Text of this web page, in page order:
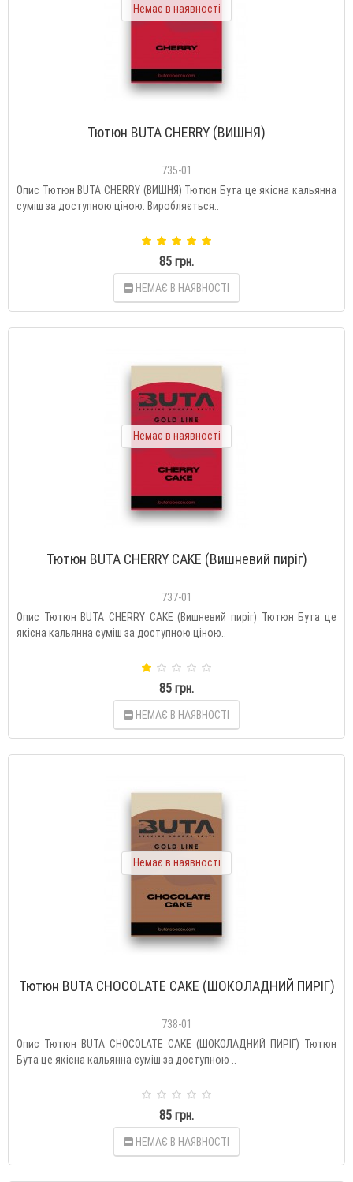
Немає в наявності
Тютюн BUTA CHERRY (ВИШНЯ)
735-01
Опис Тютюн BUTA CHERRY (ВИШНЯ) Тютюн Бута це якісна кальянна
суміш за доступною ціною. Виробляється..
85 грн.
НЕМАЄ В НАЯВНОСТІ
Немає в наявності
Тютюн BUTA CHERRY CAKE (Вишневий пиріг)
737-01
Опис Тютюн BUTA CHERRY CAKE (Вишневий пиріг) Тютюн Бута це
якісна кальянна суміш за доступною ціною..
85 грн.
НЕМАЄ В НАЯВНОСТІ
Немає в наявності
Тютюн BUTA CHOCOLATE CAKE (ШОКОЛАДНИЙ ПИРІГ)
738-01
Опис Тютюн BUTA CHOCOLATE CAKE (ШОКОЛАДНИЙ ПИРІГ) Тютюн
Бута це якісна кальянна суміш за доступною ..
85 грн.
НЕМАЄ В НАЯВНОСТІ